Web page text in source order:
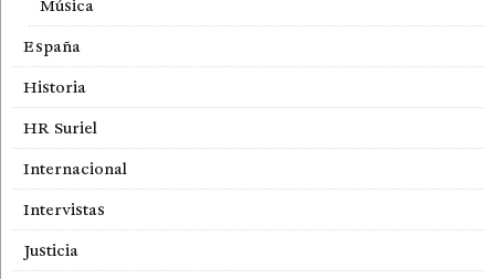
Música
España
Historia
HR Suriel
Internacional
Intervistas
Justicia